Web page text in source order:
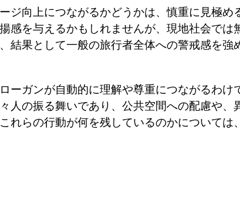
向上につながるかどうかは、慎重に見極め
感を与えるかもしれませんが、現地社会では
結果として一般の旅行者全体への警戒感を強
ーガンが自動的に理解や尊重につながるわけ
人の振る舞いであり、公共空間への配慮や、
らの行動が何を残しているのかについては、